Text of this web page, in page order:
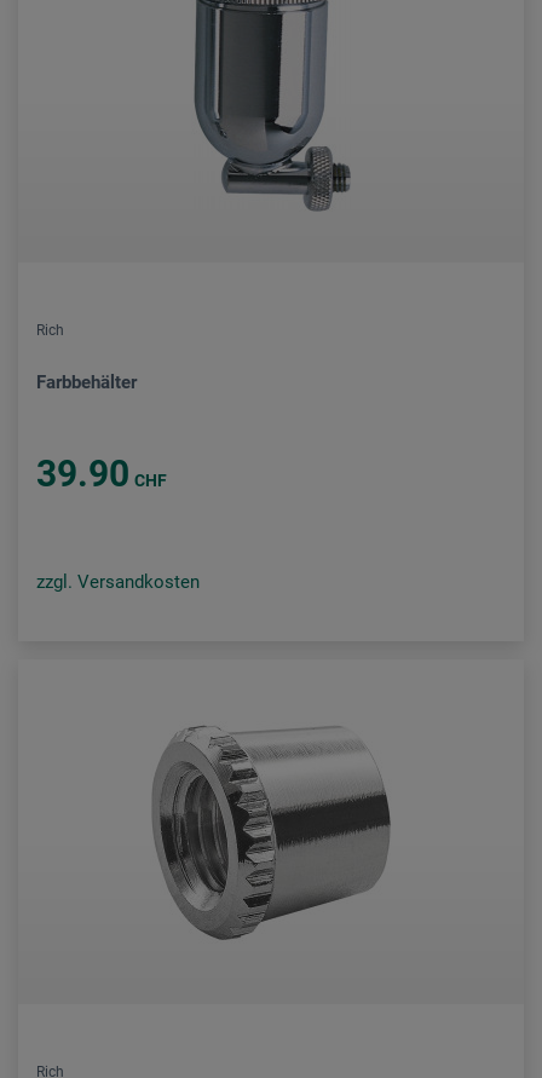
Rich
Farbbehälter
39.90 CHF
zzgl. Versandkosten
Rich